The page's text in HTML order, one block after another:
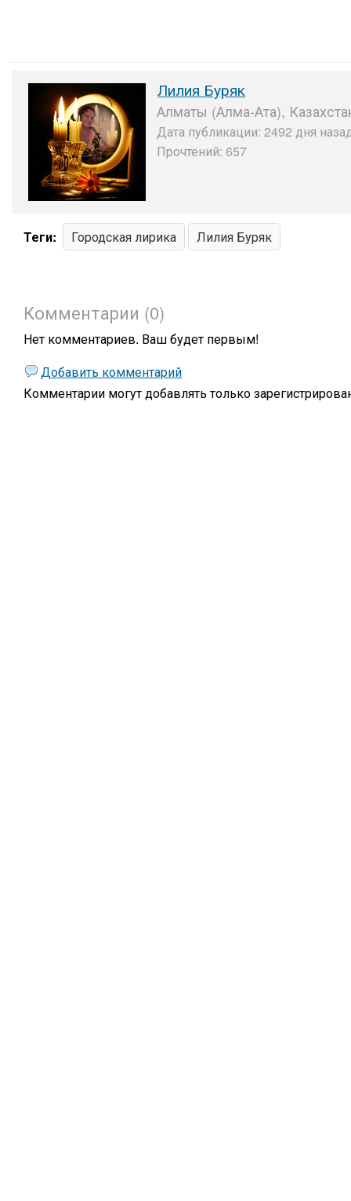
Лилия Буряк
Алматы (Алма-Ата),
Дата публикации: 2492 дня
Прочтений: 657
Теги: Городская лирика Лилия Буряк
Комментарии (0)
Нет комментариев. Ваш будет первым!
Добавить комментарий
Комментарии могут добавлять только